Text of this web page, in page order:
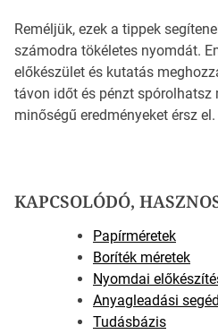
Reméljük, ezek a tippek
számodra tökéletes nyomdát.
előkészület és kutatás
távon időt és pénzt spórolhatsz
minőségű eredményeket érsz el.
KAPCSOLÓDÓ,
Papírméretek
Boríték méretek
Nyomdai
Anyagleadási
Tudásbázis